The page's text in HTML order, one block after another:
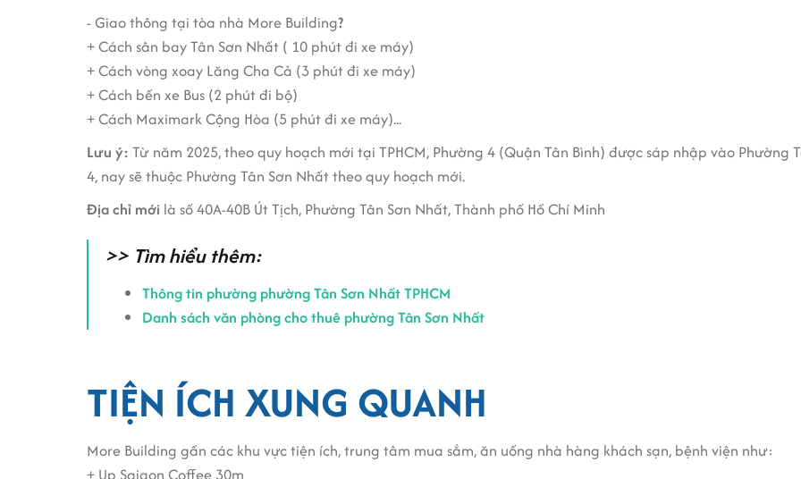
- Giao thông tại tòa nhà More Building?
+ Cách sân bay Tân Sơn Nhất ( 10 phút đi xe máy)
+ Cách vòng xoay Lăng Cha Cả (3 phút đi xe máy)
+ Cách bến xe Bus (2 phút đi bộ)
+ Cách Maximark Cộng Hòa (5 phút đi xe máy)...
Lưu ý: Từ năm 2025, theo quy hoạch mới tại TPHCM, Phường 4 (Quận Tân Bình) được sáp nhập vào
4, nay sẽ thuộc Phường Tân Sơn Nhất theo quy hoạch mới.
Địa chỉ mới là số 40A-40B Út Tịch, Phường Tân Sơn Nhất, Thành phố Hồ Chí Minh
>> Tìm hiểu thêm:
Thông tin phường phường Tân Sơn Nhất TPHCM
Danh sách văn phòng cho thuê phường Tân Sơn Nhất
TIỆN ÍCH XUNG QUANH
More Building gần các khu vực tiện ích, trung tâm mua sắm, ăn uống nhà hàng khách sạn, bệnh viện như:
+ Up Saigon Coffee 30m